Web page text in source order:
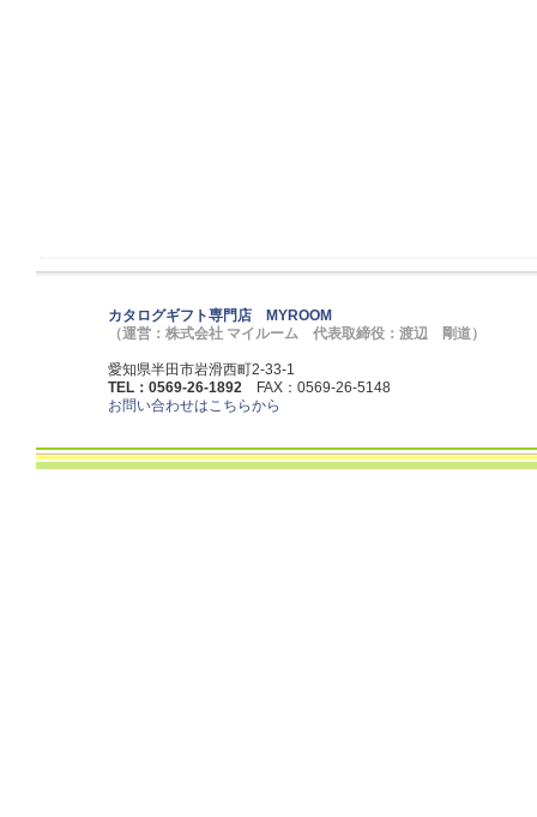
カタログギフト専門店 MYROOM
（運営：株式会社 マイルーム 代表取締役：渡辺 剛道）
愛知県半田市岩滑西町2-33-1
TEL：0569-26-1892 FAX：0569-26-5148
お問い合わせはこちらから